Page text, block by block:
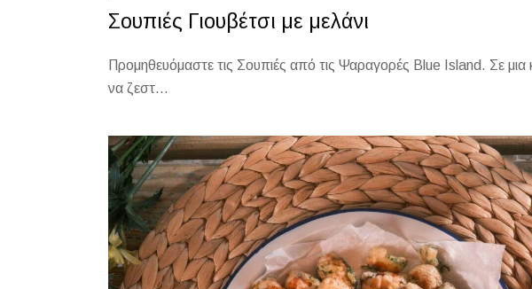
Σουπιές Γιουβέτσι με μελάνι
Προμηθευόμαστε τις Σουπιές από τις Ψαραγορές Blue Island. Σε
να ζεστ...